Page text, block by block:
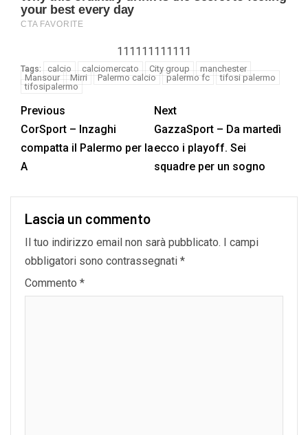
111111111111
Tags: calcio calciomercato City group
manchester
Mansour
Mirri Palermo calcio palermo fc
tifosi palermo
tifosipalermo
Previous
CorSport – Inzaghi
compatta il Palermo per la
A
Next
GazzaSport – Da martedì
ecco i playoff. Sei
squadre per un sogno
Lascia un commento
Il tuo indirizzo email non sarà pubblicato.
I campi
obbligatori sono contrassegnati *
Commento *